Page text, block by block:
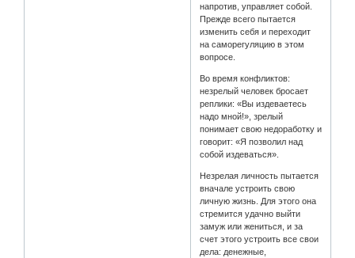
напротив, управляет собой.
Прежде всего пытается
изменить себя и переходит
на саморегуляцию в этом
вопросе.
Во время конфликтов:
незрелый человек бросает
реплики: «Вы издеваетесь
надо мной!», зрелый
понимает свою недоработку и
говорит: «Я позволил над
собой издеваться».
Незрелая личность пытается
вначале устроить свою
личную жизнь. Для этого она
стремится удачно выйти
замуж или жениться, и за
счет этого устроить все свои
дела: денежные,